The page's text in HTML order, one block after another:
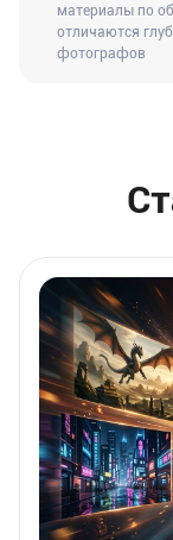
материалы по
отличаются
фотографов